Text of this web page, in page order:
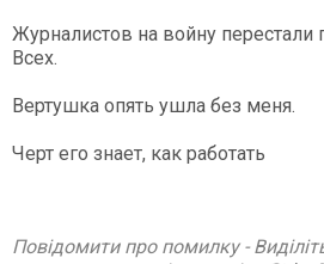
Журналистов на войну перестали
Всех.
Вертушка опять ушла без меня.
Черт его знает, как работать
Повідомити про помилку -